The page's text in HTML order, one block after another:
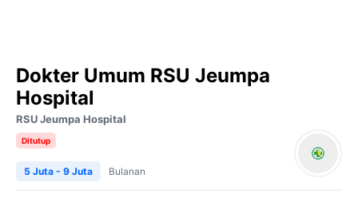
Dokter Umum RSU Jeumpa
Hospital
RSU Jeumpa Hospital
Ditutup
5 Juta - 9 Juta Bulanan